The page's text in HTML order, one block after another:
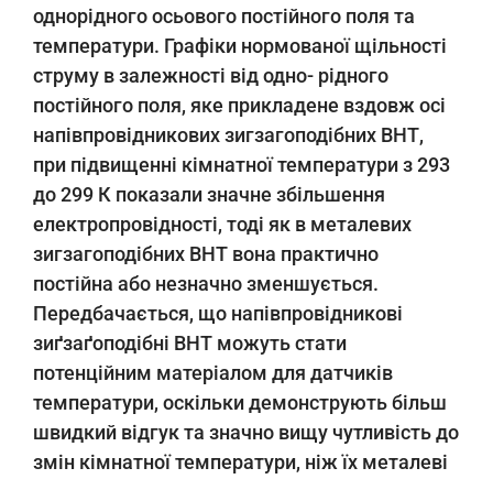
однорідного осьового постійного поля та
температури. Графіки нормованої щільності
струму в залежності від одно- рідного
постійного поля, яке прикладене вздовж осі
напівпровідникових зигзагоподібних ВНТ,
при підвищенні кімнатної температури з 293
до 299 К показали значне збільшення
електропровідності, тоді як в металевих
зигзагоподібних ВНТ вона практично
постійна або незначно зменшується.
Передбачається, що напівпровідникові
зиґзаґоподібні ВНТ можуть стати
потенційним матеріалом для датчиків
температури, оскільки демонструють більш
швидкий відгук та значно вищу чутливість до
змін кімнатної температури, ніж їх металеві